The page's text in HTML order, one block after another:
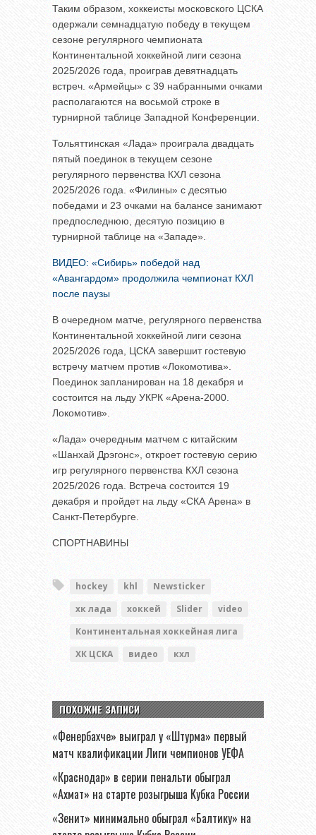
Таким образом, хоккеисты московского ЦСКА
одержали семнадцатую победу в текущем
сезоне регулярного чемпионата
Континентальной хоккейной лиги сезона
2025/2026 года, проиграв девятнадцать
встреч. «Армейцы» с 39 набранными очками
располагаются на восьмой строке в
турнирной таблице Западной Конференции.
Тольяттинская «Лада» проиграла двадцать
пятый поединок в текущем сезоне
регулярного первенства КХЛ сезона
2025/2026 года. «Филины» с десятью
победами и 23 очками на балансе занимают
предпоследнюю, десятую позицию в
турнирной таблице на «Западе».
ВИДЕО: «Сибирь» победой над
«Авангардом» продолжила чемпионат КХЛ
после паузы
В очередном матче, регулярного первенства
Континентальной хоккейной лиги сезона
2025/2026 года, ЦСКА завершит гостевую
встречу матчем против «Локомотива».
Поединок запланирован на 18 декабря и
состоится на льду УКРК «Арена-2000.
Локомотив».
«Лада» очередным матчем с китайским
«Шанхай Дрэгонс», откроет гостевую серию
игр регулярного первенства КХЛ сезона
2025/2026 года. Встреча состоится 19
декабря и пройдет на льду «СКА Арена» в
Санкт-Петербурге.
СПОРТНАВИНЫ
hockey khl
Newsticker
хк лада
хоккей Slider
video
Континентальная хоккейная лига
ХК ЦСКА
видео кхл
ПОХОЖИЕ ЗАПИСИ
«Фенербахче» выиграл у «Штурма» первый
матч квалификации Лиги чемпионов УЕФА
«Краснодар» в серии пенальти обыграл
«Ахмат» на старте розыгрыша Кубка России
«Зенит» минимально обыграл «Балтику» на